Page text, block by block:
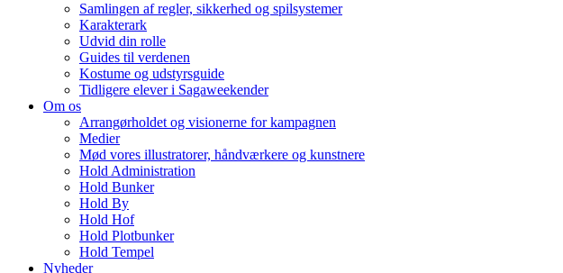
Samlingen af regler, sikkerhed og spilsystemer
Karakterark
Udvid din rolle
Guides til verdenen
Kostume og udstyrsguide
Tidligere elever i Sagaweekender
Om os
Arrangørholdet og visionerne for kampagnen
Medier
Mød vores illustratorer, håndværkere og kunstnere
Hold Administration
Hold Bunker
Hold By
Hold Hof
Hold Plotbunker
Hold Tempel
Nyheder